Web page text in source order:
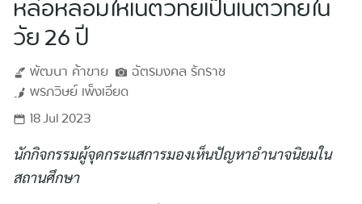
หล่อหลอมให้เนติวิทย์เป็นเนติวิทย์ใน
วัย 26 ปี
พัฒนา ค้าขาย ฉัตรมงคลรักราช
พรภวิษย์เพ็งเอียด
18 Jul 2023
นักกิจกรรมผู้จุดกระแสการมองเห็นปัญหาอำนาจนิยมใน
สถานศึกษา